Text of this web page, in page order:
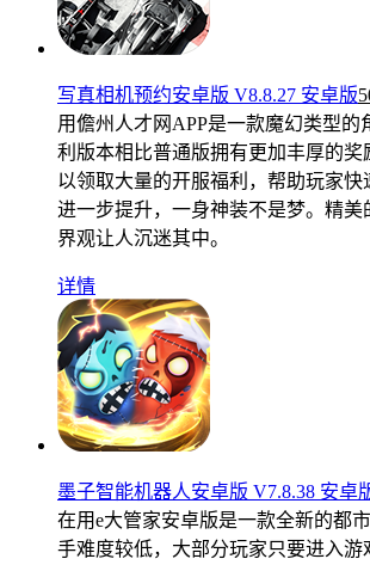
写真相机预约安卓版 V8.8.27 安卓版
用儋州人才网APP是一款魔幻类型的
利版本相比普通版拥有更加丰厚的奖
以领取大量的开服福利，帮助玩家快
进一步提升，一身神装不是梦。精美
界观让人沉迷其中。
详情
墨子智能机器人安卓版 V7.8.38 安卓
在用e大管家安卓版是一款全新的都
手难度较低，大部分玩家只要进入游